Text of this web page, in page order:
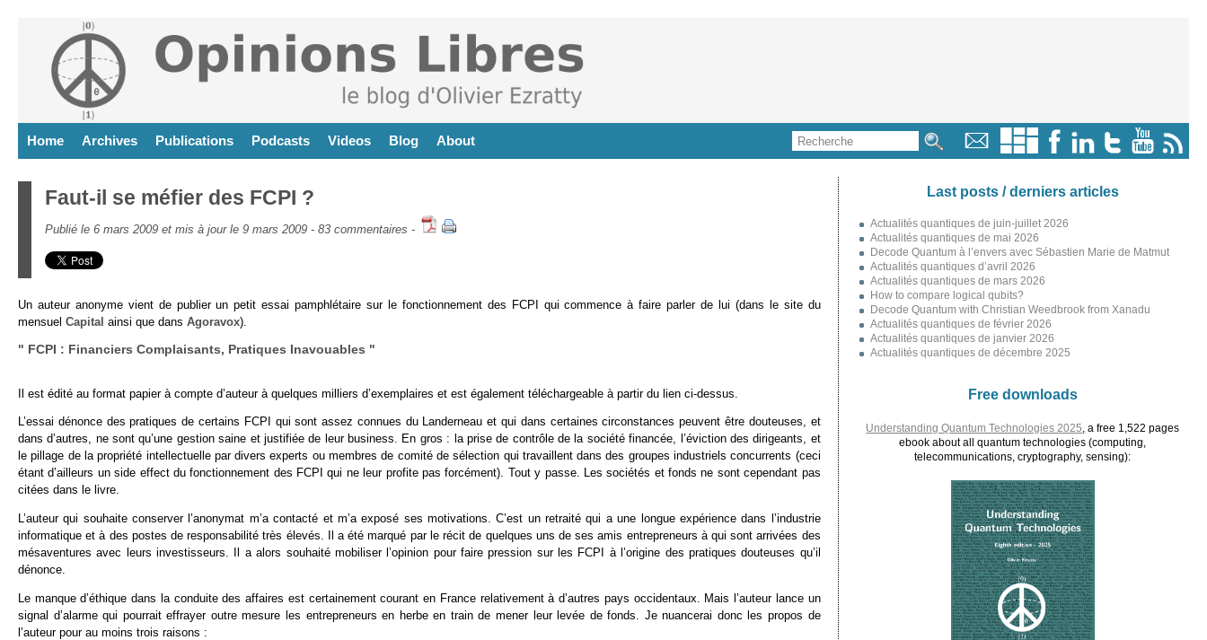
Home Archives Publications Podcasts Videos Blog About
Faut-il se méfier des FCPI ?
Publié le 6 mars 2009 et mis à jour le 9 mars 2009 - 83 commentaires -
Un auteur anonyme vient de publier un petit essai pamphlétaire sur le fonctionnement des FCPI qui commence à faire parler de lui (dans le site du
mensuel Capital ainsi que dans Agoravox).
" FCPI : Financiers Complaisants, Pratiques Inavouables "
Il est édité au format papier à compte d’auteur à quelques milliers d’exemplaires et est également téléchargeable à partir du lien ci-dessus.
L’essai dénonce des pratiques de certains FCPI qui sont assez connues du Landerneau et qui dans certaines circonstances peuvent être douteuses, et
dans d’autres, ne sont qu’une gestion saine et justifiée de leur business. En gros : la prise de contrôle de la société financée, l’éviction des dirigeants, et
le pillage de la propriété intellectuelle par divers experts ou membres de comité de sélection qui travaillent dans des groupes industriels concurrents (ceci
étant d’ailleurs un side effect du fonctionnement des FCPI qui ne leur profite pas forcément). Tout y passe. Les sociétés et fonds ne sont cependant pas
citées dans le livre.
L’auteur qui souhaite conserver l’anonymat m’a contacté et m’a exposé ses motivations. C’est un retraité qui a une longue expérience dans l’industrie
informatique et à des postes de responsabilité très élevés. Il a été marqué par le récit de quelques uns de ses amis entrepreneurs à qui sont arrivées des
mésaventures avec leurs investisseurs. Il a alors souhaité mobiliser l’opinion pour faire pression sur les FCPI à l’origine des pratiques douteuses qu’il
dénonce.
Le manque d’éthique dans la conduite des affaires est certainement courant en France relativement à d’autres pays occidentaux. Mais l’auteur lance un
signal d’alarme qui pourrait effrayer outre mesure les entrepreneurs en herbe en train de mener leur levée de fonds. Je nuancerai donc les propos de
l’auteur pour au moins trois raisons :
Last posts / derniers articles
Actualités quantiques de juin-juillet 2026
Actualités quantiques de mai 2026
Decode Quantum à l’envers avec Sébastien Marie de Matmut
Actualités quantiques d’avril 2026
Actualités quantiques de mars 2026
How to compare logical qubits?
Decode Quantum with Christian Weedbrook from Xanadu
Actualités quantiques de février 2026
Actualités quantiques de janvier 2026
Actualités quantiques de décembre 2025
Free downloads
Understanding Quantum Technologies 2025 , a free 1,522 pages
ebook about all quantum technologies (computing,
telecommunications, cryptography, sensing):